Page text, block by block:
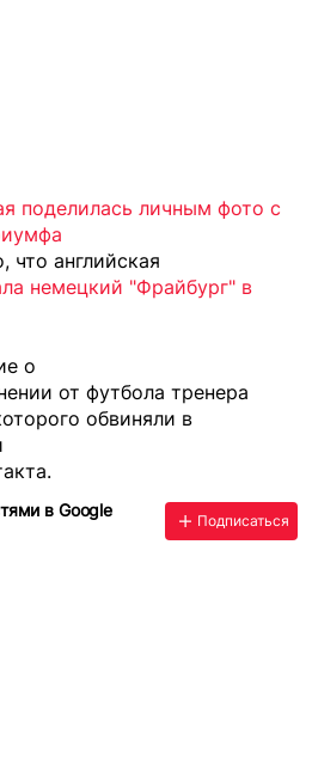
поделилась личным фото с
что английская
немецкий "Фрайбург" в
о
от футбола тренера
обвиняли в
в Google
Подписаться